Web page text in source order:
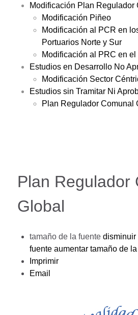
Modificación Plan Regulador
Modificación Piñeo
Modificación al PCR en
Portuarios Norte y Sur
Modificación al PRC en
Estudios en Desarrollo No
Modificación Sector
Estudios sin Tramitar Ni
Plan Regulador Comunal
Plan Regulador
Global
tamaño de la fuente disminuir
fuente aumentar tamaño de
Imprimir
Email